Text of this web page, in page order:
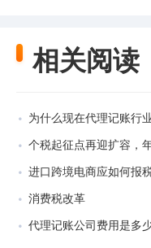
相关阅读
为什么现在代理记账行
个税起征点再迎扩容，
进口跨境电商应如何报
消费税改革
代理记账公司费用是多